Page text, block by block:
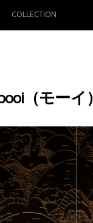
COLLECTION
（モー